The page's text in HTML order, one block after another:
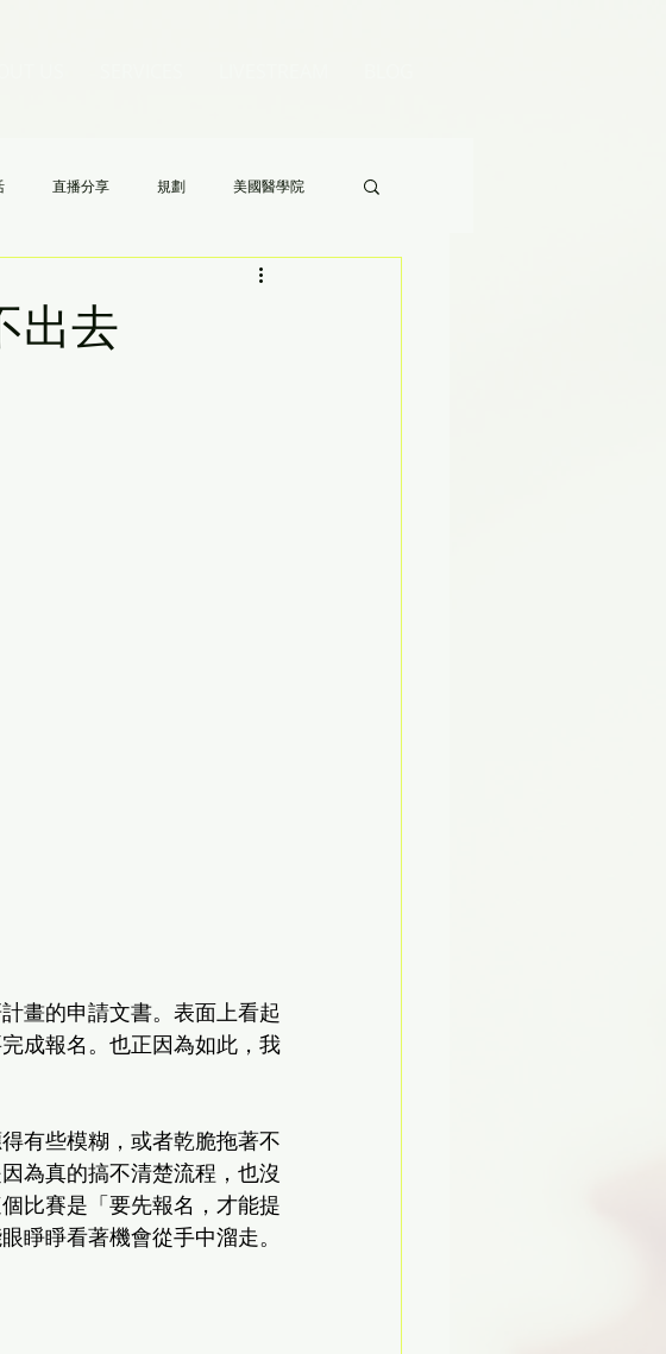
直播分享 規劃 美國醫學院
《Audrey 老師的八分鐘家長答疑》
出去
畫的申請文書。表面上看起
成報名。也正因為如此，我
有些模糊，或者乾脆拖著不
為真的搞不清楚流程，也沒
比賽是「要先報名，才能提
睜睜看著機會從手中溜走。